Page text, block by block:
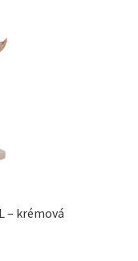
– krémová